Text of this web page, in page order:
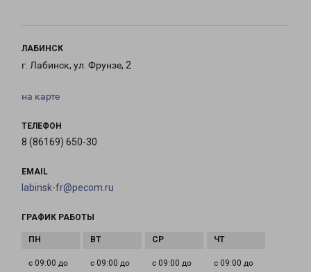
ЛАБИНСК
г. Лабинск, ул. Фрунзе, 2
на карте
ТЕЛЕФОН
8 (86169) 650-30
EMAIL
labinsk-fr@pecom.ru
ГРАФИК РАБОТЫ
с 09:00 до
с 09:00 до
с 09:00 до
с 09:00 до